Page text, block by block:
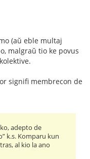
(aŭ eble multaj
malgraŭ tio ke povus
signifi membrecon de
adepto de
k.s. Komparu kun
al kio la ano